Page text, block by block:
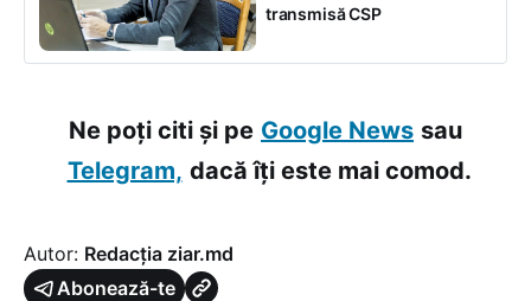
transmisă CSP
Ne poți citi și pe Google News sau
Telegram, dacă îți este mai comod.
Autor: Redacția ziar.md
Abonează-te